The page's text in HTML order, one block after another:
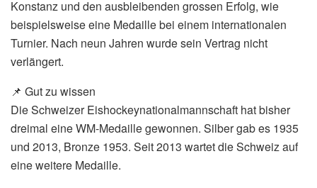
Konstanz und den ausbleibenden grossen Erfolg, wie
beispielsweise eine Medaille bei einem internationalen
Turnier. Nach neun Jahren wurde sein Vertrag nicht
verlängert.
📌 Gut zu wissen
Die Schweizer Eishockeynationalmannschaft hat bisher
dreimal eine WM-Medaille gewonnen. Silber gab es 1935
und 2013, Bronze 1953. Seit 2013 wartet die Schweiz auf
eine weitere Medaille.